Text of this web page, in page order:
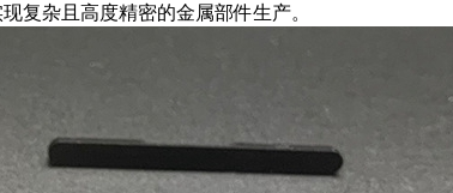
复杂且高度精密的金属部件生产。